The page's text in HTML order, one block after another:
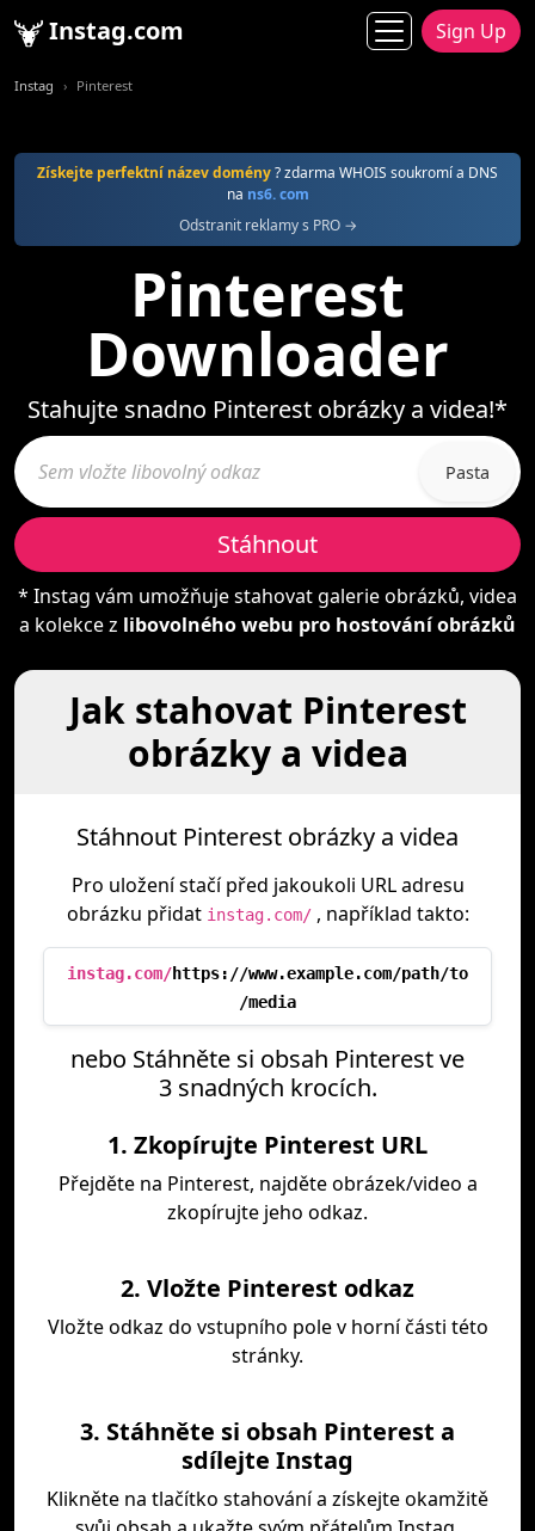
Instag.com Sign Up
Instag Pinterest
Získejte perfektní název domény? zdarma WHOIS soukromí a DNS
na ns6. com
Odstranit reklamy s PRO →
Pinterest
Downloader
Stahujte snadno Pinterest obrázky a videa!*
Pasta
Stáhnout
* Instag vám umožňuje stahovat galerie obrázků, videa
a kolekce z libovolného webu pro hostování obrázků
Jak stahovat Pinterest
obrázky a videa
Stáhnout Pinterest obrázky a videa
Pro uložení stačí před jakoukoli URL adresu
obrázku přidat instag.com/, například takto:
instag.com/https://www.example.com/path/to
/media
nebo Stáhněte si obsah Pinterest ve
3 snadných krocích.
1. Zkopírujte Pinterest URL
Přejděte na Pinterest, najděte obrázek/video a
zkopírujte jeho odkaz.
2. Vložte Pinterest odkaz
Vložte odkaz do vstupního pole v horní části této
stránky.
3. Stáhněte si obsah Pinterest a
sdílejte Instag
Klikněte na tlačítko stahování a získejte okamžitě